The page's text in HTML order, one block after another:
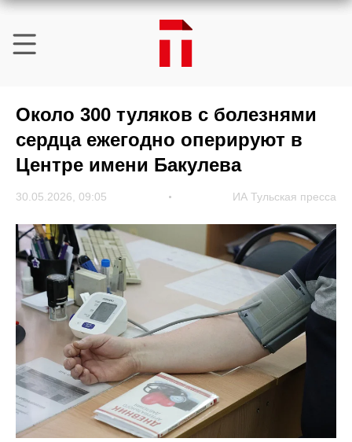
Около 300 туляков с болезнями
сердца ежегодно оперируют в
Центре имени Бакулева
30.05.2026, 09:05 ИА Тульская пресса